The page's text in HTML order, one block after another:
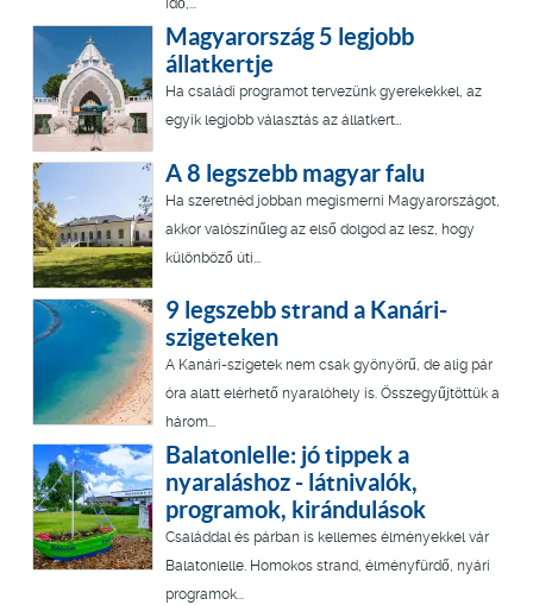
idő,...
Magyarország 5 legjobb
állatkertje
Ha családi programot tervezünk gyerekekkel, az
egyik legjobb választás az állatkert…
A 8 legszebb magyar falu
Ha szeretnéd jobban megismerni Magyarországot,
akkor valószínűleg az első dolgod az lesz, hogy
különböző úti...
9 legszebb strand a Kanári-
szigeteken
A Kanári-szigetek nem csak gyönyörű, de alig pár
óra alatt elérhető nyaralóhely is. Összegyűjtöttük a
három...
Balatonlelle: jó tippek a
nyaraláshoz - látnivalók,
programok, kirándulások
Családdal és párban is kellemes élményekkel vár
Balatonlelle. Homokos strand, élményfürdő, nyári
programok...